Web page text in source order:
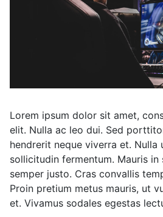
Lorem ipsum dolor sit amet,
elit. Nulla ac leo dui. Sed
hendrerit neque viverra et. Nulla
sollicitudin fermentum. Mauris
semper justo. Cras convallis
Proin pretium metus mauris, ut
et. Vivamus sodales egestas